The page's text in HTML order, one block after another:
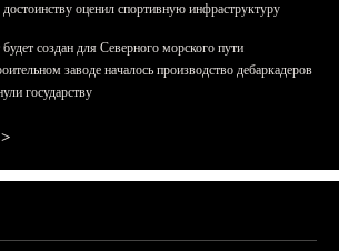
оценил спортивную инфраструктуру
создан для Северного морского пути
заводе началось производство дебаркадеров
государству